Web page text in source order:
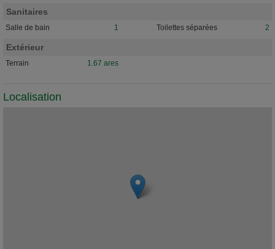
Sanitaires
Salle de bain 1 Toilettes séparées 2
Extérieur
Terrain 1.67 ares
Localisation